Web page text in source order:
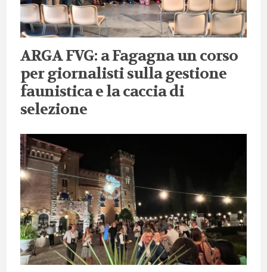
ARGA FVG: a Fagagna un corso
per giornalisti sulla gestione
faunistica e la caccia di
selezione